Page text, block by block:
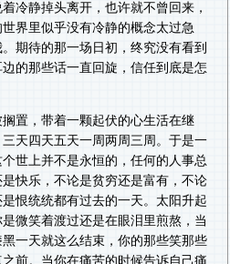
冷静掉头离开，也许就不曾回来，
界里似乎没有冷静的概念太过急
期待的那一场日初，终究没有看到
的那些话一直回旋，信任到底是怎
置，带着一颗起伏的心生活在继
天四天五天一周两周三周。于是一
世上并不是永恒的，任何的人事总
快乐，不论是贫穷还是富有，不论
恨统统都有过去的一天。太阳升起
微笑着渡过还是在眼泪里煎熬，当
一天就这么结束，你的那些笑那些
前。当你在痛苦的时候告诉自己痛